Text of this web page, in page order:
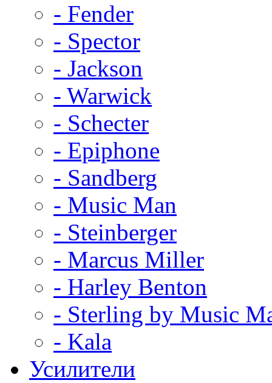
- Fender
- Spector
- Jackson
- Warwick
- Schecter
- Epiphone
- Sandberg
- Music Man
- Steinberger
- Marcus Miller
- Harley Benton
- Sterling by Music
- Kala
Усилители